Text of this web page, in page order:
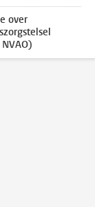
over